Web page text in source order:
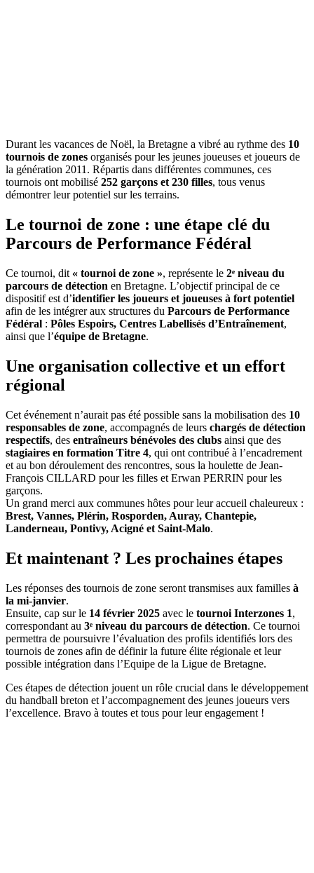
Durant les vacances de Noël, la Bretagne a vibré au rythme des 10
tournois de zones organisés pour les jeunes joueuses et joueurs de
la génération 2011. Répartis dans différentes communes, ces
tournois ont mobilisé 252 garçons et 230 filles, tous venus
démontrer leur potentiel sur les terrains.
Le tournoi de zone : une étape clé du
Parcours de Performance Fédéral
Ce tournoi, dit « tournoi de zone », représente le 2ᵉ niveau du
parcours de détection en Bretagne. L’objectif principal de ce
dispositif est d’identifier les joueurs et joueuses à fort potentiel
afin de les intégrer aux structures du Parcours de Performance
Fédéral : Pôles Espoirs, Centres Labellisés d’Entraînement,
ainsi que l’équipe de Bretagne.
Une organisation collective et un effort
régional
Cet événement n’aurait pas été possible sans la mobilisation des 10
responsables de zone, accompagnés de leurs chargés de détection
respectifs, des entraîneurs bénévoles des clubs ainsi que des
stagiaires en formation Titre 4, qui ont contribué à l’encadrement
et au bon déroulement des rencontres, sous la houlette de Jean-
François CILLARD pour les filles et Erwan PERRIN pour les
garçons.
Un grand merci aux communes hôtes pour leur accueil chaleureux :
Brest, Vannes, Plérin, Rosporden, Auray, Chantepie,
Landerneau, Pontivy, Acigné et Saint-Malo.
Et maintenant ? Les prochaines étapes
Les réponses des tournois de zone seront transmises aux familles à
la mi-janvier.
Ensuite, cap sur le 14 février 2025 avec le tournoi Interzones 1,
correspondant au 3ᵉ niveau du parcours de détection. Ce tournoi
permettra de poursuivre l’évaluation des profils identifiés lors des
tournois de zones afin de définir la future élite régionale et leur
possible intégration dans l’Equipe de la Ligue de Bretagne.
Ces étapes de détection jouent un rôle crucial dans le développement
du handball breton et l’accompagnement des jeunes joueurs vers
l’excellence. Bravo à toutes et tous pour leur engagement !